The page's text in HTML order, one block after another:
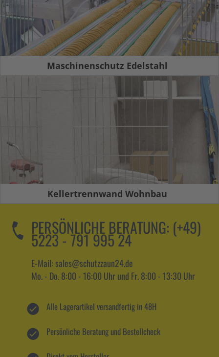
Maschinenschutz Edelstahl
Kellertrennwand Wohnbau
PERSÖNLICHE BERATUNG: (+49)
5223 - 791 995 24
E-Mail: sales@schutzzaun24.de
Mo. - Do. 8:00 - 16:00 Uhr und Fr. 8:00 - 13:30 Uhr
Alle Lagerartikel versandfertig in 48H
Persönliche Beratung und Bestellcheck